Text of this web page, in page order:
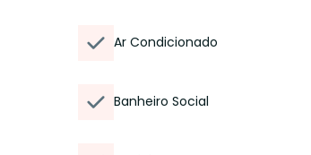
Ar Condicionado
Banheiro Social